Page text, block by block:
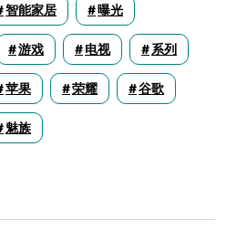
智能家居 曝光
游戏 电视 系列
苹果 荣耀 谷歌
魅族